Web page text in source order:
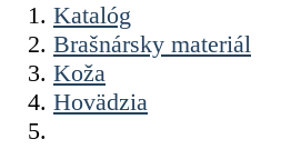
Katalóg
Brašnársky materiál
Koža
Hovädzia